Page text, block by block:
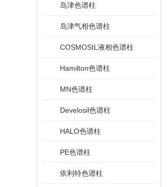
岛津色谱柱
岛津气相色谱柱
COSMOSIL液相色谱柱
Hamilton色谱柱
MN色谱柱
Develosil色谱柱
HALO色谱柱
PE色谱柱
依利特色谱柱